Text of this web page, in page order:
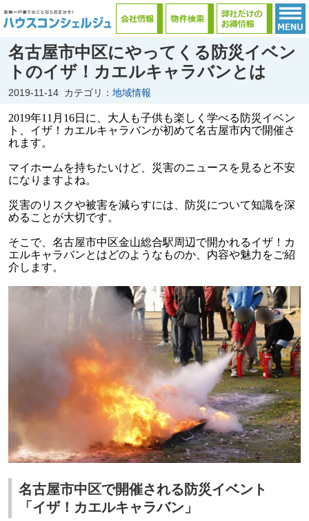
名古屋市中区にやってくる防災イベン
トのイザ！カエルキャラバンとは
2019-11-14 カテゴリ： 地域情報
2019年11月16日に、大人も子供も楽しく学べる防災イベン
ト、イザ！カエルキャラバンが初めて名古屋市内で開催さ
れます。
マイホームを持ちたいけど、災害のニュースを見ると不安
になりますよね。
災害のリスクや被害を減らすには、防災について知識を深
めることが大切です。
そこで、名古屋市中区金山総合駅周辺で開かれるイザ！カ
エルキャラバンとはどのようなものか、内容や魅力をご紹
介します。
名古屋市中区で開催される防災イベント
「イザ！カエルキャラバン」